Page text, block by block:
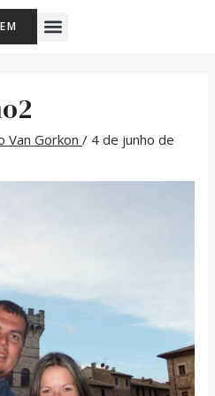
Menu
Van Gorkon/ 4 de junho de